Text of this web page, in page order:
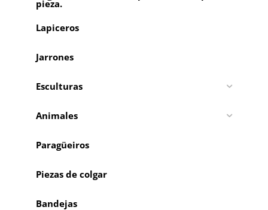
pieza.
Lapiceros
Jarrones
Esculturas
Animales
Paragüeiros
Piezas de colgar
Bandejas